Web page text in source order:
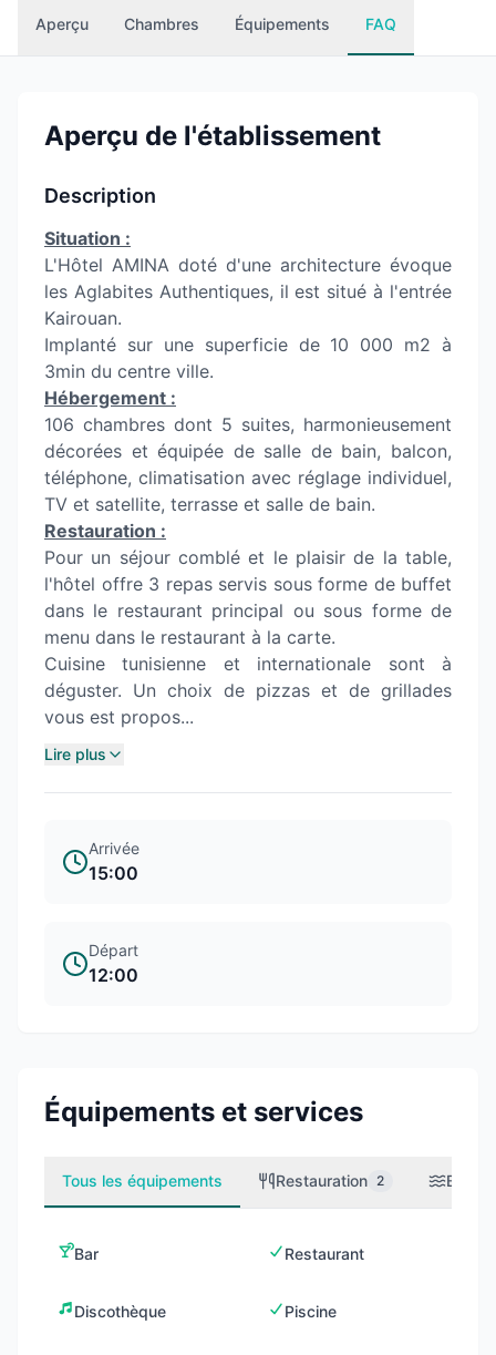
Aperçu Chambres Équipements FAQ
Aperçu de l'établissement
Description
Situation :
L'Hôtel AMINA doté d'une architecture évoque
les Aglabites Authentiques, il est situé à l'entrée
Kairouan.
Implanté sur une superficie de 10 000 m2 à
3min du centre ville.
Hébergement :
106 chambres dont 5 suites, harmonieusement
décorées et équipée de salle de bain, balcon,
téléphone, climatisation avec réglage individuel,
TV et satellite, terrasse et salle de bain.
Restauration :
Pour un séjour comblé et le plaisir de la table,
l'hôtel offre 3 repas servis sous forme de buffet
dans le restaurant principal ou sous forme de
menu dans le restaurant à la carte.
Cuisine tunisienne et internationale sont à
déguster. Un choix de pizzas et de grillades
vous est propos...
Lire plus
Arrivée
15:00
Départ
12:00
Équipements et services
Tous les équipements Restauration 2 Bien-
Bar Restaurant
Discothèque Piscine